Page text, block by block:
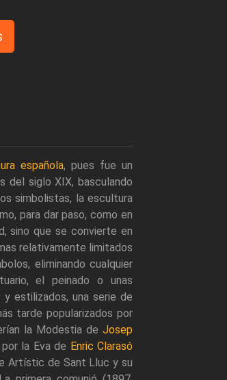
española, pues fue un
del siglo XIX, basculando
simbolistas, la escultura
para dar paso, como en
sino que se convierte en
relativamente limitados
eliminando cualquier
el peinado o unas
estilizados, una serie de
tarde popularizados por
la Modestia de Josep
la Eva de Enric Clarasó
Artístic de Sant Lluc y su